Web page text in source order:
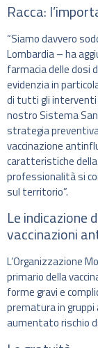
Racca:
“Siamo davvero
Lombardia – ha
farmacia delle dosi
evidenzia in
di tutti gli interventi
nostro Sistema
strategia
vaccinazione
caratteristiche della
professionalità si
sul territorio”.
Le indicazione
vaccinazioni
L’Organizzazione
primario della
forme gravi e
prematura in gruppi
aumentato rischio